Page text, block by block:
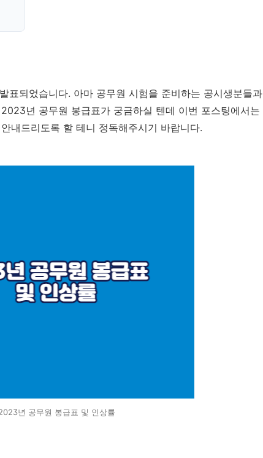
표되었습니다. 아마 공무원 시험을 준비하는 공시생분들과
년 공무원 봉급표가 궁금하실 텐데 이번 포스팅에서는
내드리도록 할 테니 정독해주시기 바랍니다.
년 공무원 봉급표 및 인상률